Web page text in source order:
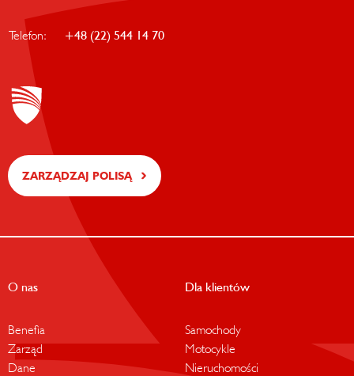
Telefon: +48 (22) 544 14 70
ZARZĄDZAJ POLISĄ
O nas
Benefia
Zarząd
Dane
Dla klientów
Samochody
Motocykle
Nieruchomości